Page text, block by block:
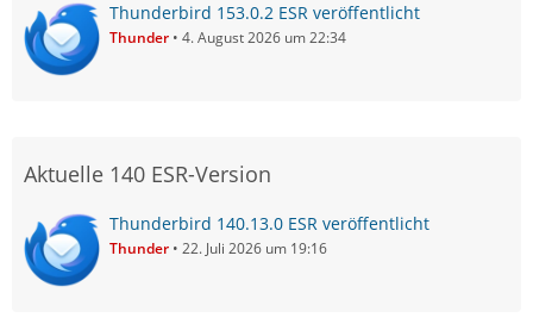
Thunderbird 153.0.2 ESR veröffentlicht
Thunder 4. August 2026 um 22:34
Aktuelle 140 ESR-Version
Thunderbird 140.13.0 ESR veröffentlicht
Thunder 22. Juli 2026 um 19:16